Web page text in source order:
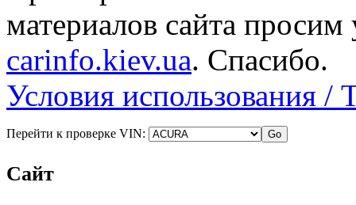
материалов сайта просим
carinfo.kiev.ua. Спасибо.
Условия использования /
Перейти к проверке VIN:
Сайт